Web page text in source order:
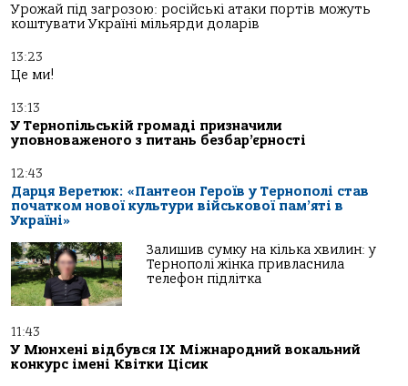
Урожай під загрозою: російські атаки портів можуть
коштувати Україні мільярди доларів
13:23
Це ми!
13:13
У Тернопільській громаді призначили
уповноваженого з питань безбар’єрності
12:43
Дарця Веретюк: «Пантеон Героїв у Тернополі став
початком нової культури військової пам’яті в
Україні»
Залишив сумку на кілька хвилин: у
Тернополі жінка привласнила
телефон підлітка
11:43
У Мюнхені відбувся IX Міжнародний вокальний
конкурс імені Квітки Цісик